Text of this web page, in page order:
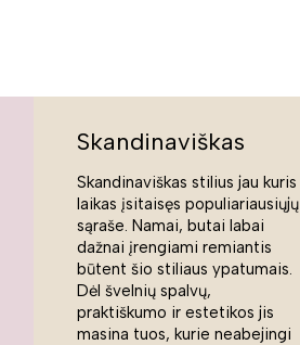
Skandinaviškas
Skandinaviškas stilius jau kuris
laikas įsitaisęs populiariausiųjų
sąraše. Namai, butai labai
dažnai įrengiami remiantis
būtent šio stiliaus ypatumais.
Dėl švelnių spalvų,
praktiškumo ir estetikos jis
masina tuos, kurie neabejingi